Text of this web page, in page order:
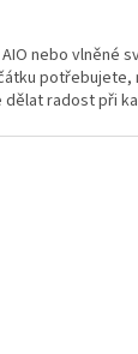
nebo vlněné
potřebujete,
radost při